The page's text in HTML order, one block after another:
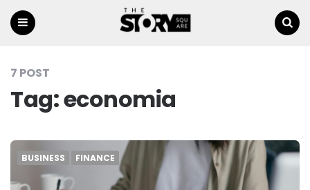
7 POST
Tag:economia
BUSINESS FINANCE